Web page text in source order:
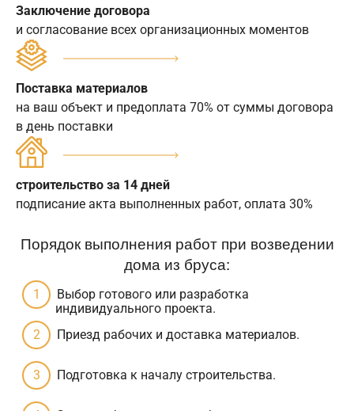
Заключение договора
и согласование всех организационных моментов
Поставка материалов
на ваш объект и предоплата 70% от суммы договора
в день поставки
строительство за 14 дней
подписание акта выполненных работ, оплата 30%
Порядок выполнения работ при возведении
дома из бруса:
Выбор готового или разработка
индивидуального проекта.
Приезд рабочих и доставка материалов.
Подготовка к началу строительства.